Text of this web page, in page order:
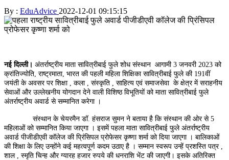
By : EduAdvice 2022-12-01 09:15:15
नई दिल्ली। अंतर्राष्ट्रीय माता सावित्रीबाई फुले शोध संस्थान आगामी 3 जनवरी 2023 को
क्रांतिज्योति, राष्ट्रमाता, भारत की पहली महिला शिक्षिका सावित्रीबाई फुले की 191वीं
जयंती के अवसर पर शिक्षा , कला , संस्कृति , साहित्य एवं समाजसेवा के क्षेत्र में सराहनीय
सेवाओं और उल्लेखनीय योगदान देने वाली विशिष्ठ विभूतियों को माता सावित्रीबाई फुले
अंतर्राष्ट्रीय अवार्ड से सम्मानित करेगा ।
संस्थान के चेयरमैन डॉ. हंसराज सुमन ने बताया है कि संस्थान की ओर से 5
महिलाओं को सम्मानित किया जाएगा । इसमें पहला माता सावित्रीबाई फुले अंतर्राष्ट्रीय
अवार्ड पीजीडीएवी कॉलेज की प्रिंसिपल प्रोफेसर कृष्णा शर्मा को दिया जाएगा । बालिकाओं
की शिक्षा के लिए उन्होंने कई महत्वपूर्ण कदम उठाए है । सम्मान स्वरूप उन्हें प्रशस्ति पत्र ,
शाल , स्मृति चिन्ह और ग्यारह हजार रुपये की धनराशि भेंट की जाएगी। इसके अतिरिक्त